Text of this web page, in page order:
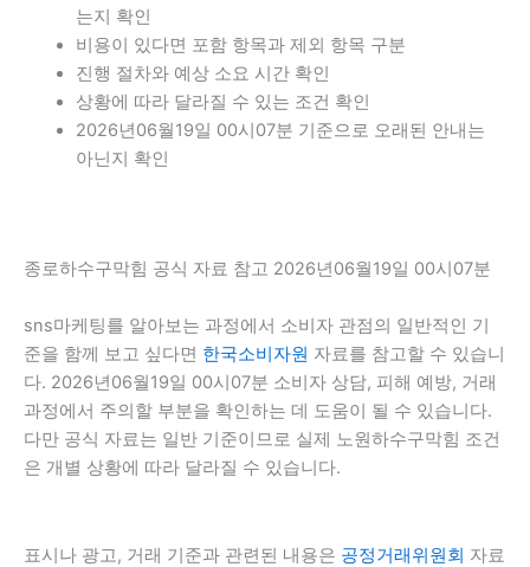
는지 확인
비용이 있다면 포함 항목과 제외 항목 구분
진행 절차와 예상 소요 시간 확인
상황에 따라 달라질 수 있는 조건 확인
2026년06월19일 00시07분 기준으로 오래된 안내는
아닌지 확인
종로하수구막힘 공식 자료 참고 2026년06월19일 00시07분
sns마케팅를 알아보는 과정에서 소비자 관점의 일반적인 기
준을 함께 보고 싶다면 한국소비자원 자료를 참고할 수 있습니
다. 2026년06월19일 00시07분 소비자 상담, 피해 예방, 거래
과정에서 주의할 부분을 확인하는 데 도움이 될 수 있습니다.
다만 공식 자료는 일반 기준이므로 실제 노원하수구막힘 조건
은 개별 상황에 따라 달라질 수 있습니다.
표시나 광고, 거래 기준과 관련된 내용은 공정거래위원회 자료